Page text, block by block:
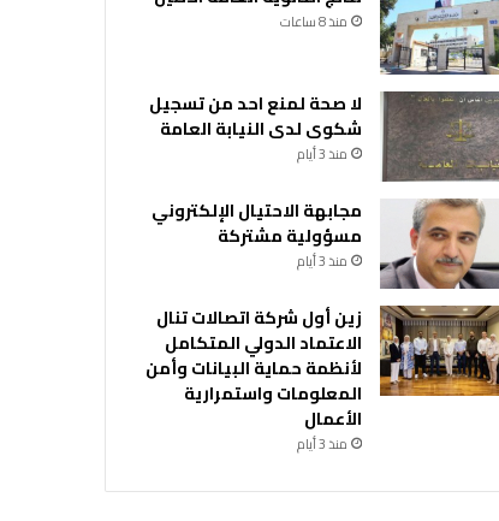
منذ 8 ساعات
لا صحة لمنع احد من تسجيل
شكوى لدى النيابة العامة
منذ 3 أيام
مجابهة الاحتيال الإلكتروني
مسؤولية مشتركة
منذ 3 أيام
زين أول شركة اتصالات تنال
الاعتماد الدولي المتكامل
لأنظمة حماية البيانات وأمن
المعلومات واستمرارية
الأعمال
منذ 3 أيام